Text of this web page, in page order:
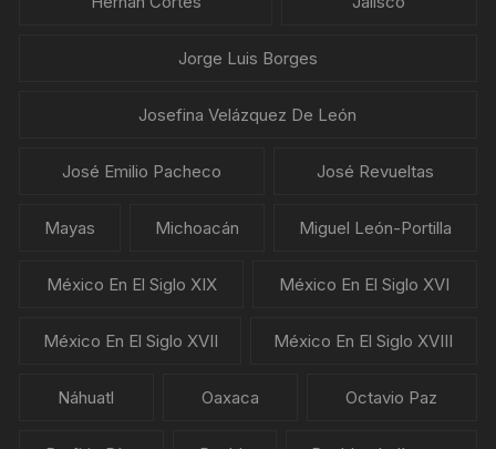
Jorge Luis Borges
Josefina Velázquez De León
José Emilio Pacheco José Revueltas
Mayas Michoacán Miguel León-Portilla
México En El Siglo XIX México En El Siglo XVI
México En El Siglo XVII México En El Siglo XVIII
Náhuatl Oaxaca Octavio Paz